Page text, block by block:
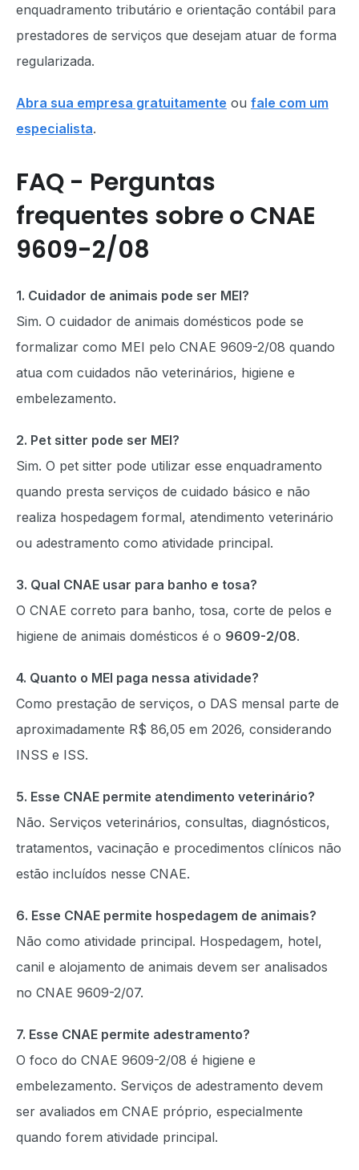
enquadramento tributário e orientação contábil para
prestadores de serviços que desejam atuar de forma
regularizada.
Abra sua empresa gratuitamente ou fale com um
especialista.
FAQ - Perguntas
frequentes sobre o CNAE
9609-2/08
1. Cuidador de animais pode ser MEI?
Sim. O cuidador de animais domésticos pode se
formalizar como MEI pelo CNAE 9609-2/08 quando
atua com cuidados não veterinários, higiene e
embelezamento.
2. Pet sitter pode ser MEI?
Sim. O pet sitter pode utilizar esse enquadramento
quando presta serviços de cuidado básico e não
realiza hospedagem formal, atendimento veterinário
ou adestramento como atividade principal.
3. Qual CNAE usar para banho e tosa?
O CNAE correto para banho, tosa, corte de pelos e
higiene de animais domésticos é o 9609-2/08.
4. Quanto o MEI paga nessa atividade?
Como prestação de serviços, o DAS mensal parte de
aproximadamente R$ 86,05 em 2026, considerando
INSS e ISS.
5. Esse CNAE permite atendimento veterinário?
Não. Serviços veterinários, consultas, diagnósticos,
tratamentos, vacinação e procedimentos clínicos não
estão incluídos nesse CNAE.
6. Esse CNAE permite hospedagem de animais?
Não como atividade principal. Hospedagem, hotel,
canil e alojamento de animais devem ser analisados
no CNAE 9609-2/07.
7. Esse CNAE permite adestramento?
O foco do CNAE 9609-2/08 é higiene e
embelezamento. Serviços de adestramento devem
ser avaliados em CNAE próprio, especialmente
quando forem atividade principal.